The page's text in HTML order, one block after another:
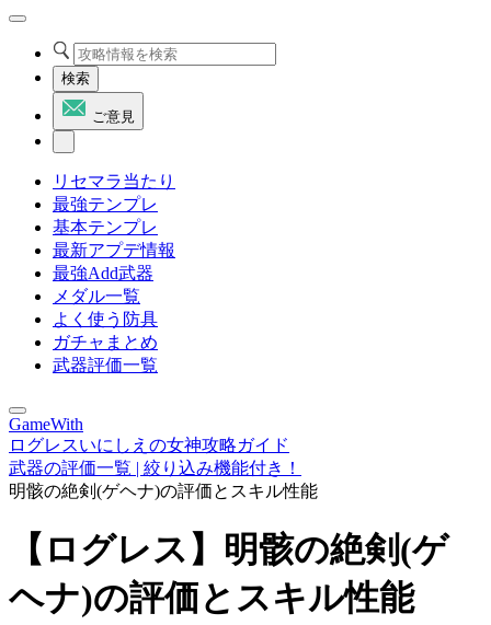
検索
ご意見
リセマラ当たり
最強テンプレ
基本テンプレ
最新アプデ情報
最強Add武器
メダル一覧
よく使う防具
ガチャまとめ
武器評価一覧
GameWith
ログレスいにしえの女神攻略ガイド
武器の評価一覧 | 絞り込み機能付き！
明骸の絶剣(ゲヘナ)の評価とスキル性能
【ログレス】明骸の絶剣(ゲ
ヘナ)の評価とスキル性能